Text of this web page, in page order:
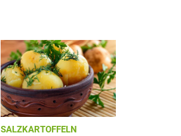
SALZKARTOFFELN